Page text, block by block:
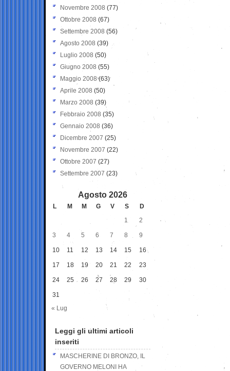
Novembre 2008 (77)
Ottobre 2008 (67)
Settembre 2008 (56)
Agosto 2008 (39)
Luglio 2008 (50)
Giugno 2008 (55)
Maggio 2008(63)
Aprile 2008 (50)
Marzo 2008 (39)
Febbraio 2008 (35)
Gennaio 2008 (36)
Dicembre 2007 (25)
Novembre 2007 (22)
Ottobre 2007 (27)
Settembre 2007 (23)
Agosto 2026
L M M G V S
D
1
2
3 4 5 6 7 8 9
10 11 12 13 14 15 16
17 18 19 20 21 22 23
24 25 26 27 28 29 30
31
« Lug
Leggi gli ultimi articoli
inseriti
MASCHERINE DI BRONZO, IL
GOVERNO MELONI HA